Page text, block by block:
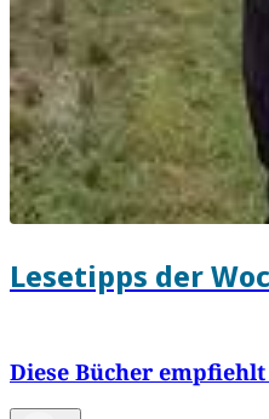
Lesetipps der
Diese Bücher